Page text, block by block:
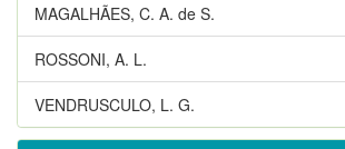
MAGALHÃES, C. A. de S.
ROSSONI, A. L.
VENDRUSCULO, L. G.